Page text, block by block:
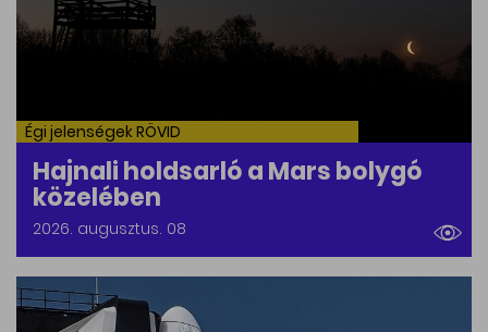
Égi jelenségek RÖVID
Hajnali holdsarló a Mars bolygó
közelében
2026. augusztus. 08